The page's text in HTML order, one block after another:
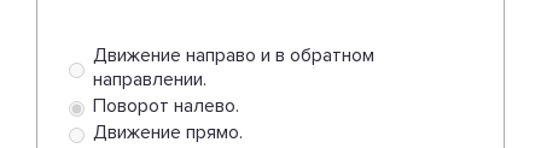
Движение направо и в обратном
направлении.
Поворот налево.
Движение прямо.